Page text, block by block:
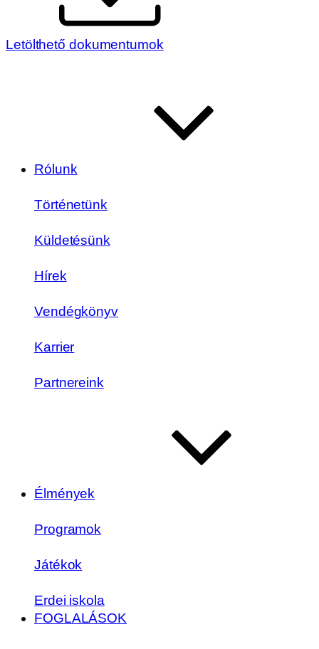
Letölthető dokumentumok
Rólunk
Történetünk
Küldetésünk
Hírek
Vendégkönyv
Karrier
Partnereink
Élmények
Programok
Játékok
Erdei iskola
FOGLALÁSOK